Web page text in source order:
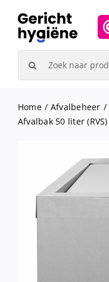
content
Home Afvalbeheer
Afvalbak 50 liter (RVS)